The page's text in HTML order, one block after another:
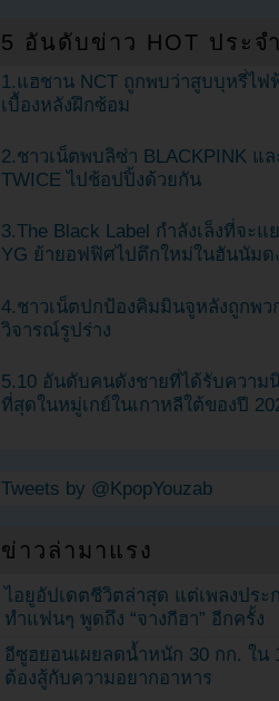
5 อันดับข่าว HOT ประจ
1.แฮชาน NCT ถูกพบว่าสูบบุหรี่ไฟ
เบื้องหลังฝึกซ้อม
2.ชาวเน็ตพบลิซ่า BLACKPINK แ
TWICE ไปช้อปปิ้งด้วยกัน
3.The Black Label กำลังเล็งที่จะแ
YG ย้ายอฟฟิศไปตึกใหม่ในฮันนัมด
4.ชาวเน็ตปกป้องคิมมินจูหลังถูกพว
วิจารณ์รูปร่าง
5.10 อันดับคนดังชายที่ได้รับความ
ที่สุดในหมู่เกย์ในเกาหลีใต้ของปี
Tweets by @KpopYouzab
ข่าวล่ามาแรง
ไอยูอัปเดตชีวิตล่าสุด แต่เพลงประ
ทำแฟนๆ พูดถึง “จางกีฮา” อีกครั้ง
อีซูฮยอนเผยลดน้ำหนัก 30 กก. ใน
ต้องสู้กับความอยากอาหาร